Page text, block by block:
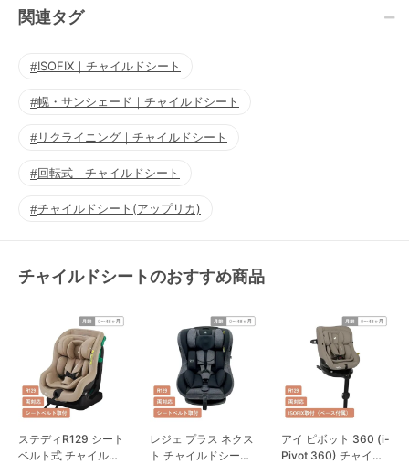
関連タグ
ISOFIX｜チャイルドシート
幌・サンシェード｜チャイルドシート
リクライニング｜チャイルドシート
回転式｜チャイルドシート
チャイルドシート(アップリカ)
チャイルドシートのおすすめ商品
ステディR129 シート
ベルト式 チャイルド
レジェ プラス ネクス
ト チャイルドシート
アイ ピボット 360 (i-
Pivot 360) チャイル